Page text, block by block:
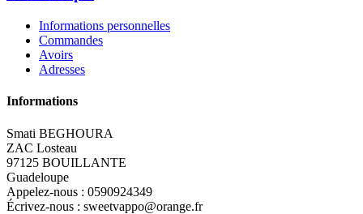
Informations personnelles
Commandes
Avoirs
Adresses
Informations
Smati BEGHOURA
ZAC Losteau
97125 BOUILLANTE
Guadeloupe
Appelez-nous : 0590924349
Écrivez-nous : sweetvappo@orange.fr